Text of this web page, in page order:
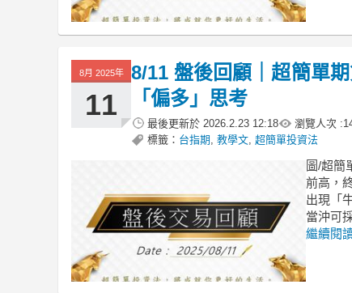
8月 2025年
11
8/11 盤後回顧｜超簡單
「偏多」思考
最後更新於 2026.2.23 12:18 瀏覽人次 :
標籤： 台指期 教學文 超簡單投資法
圖/超簡
前高，
出現「
當沖可
繼續閱